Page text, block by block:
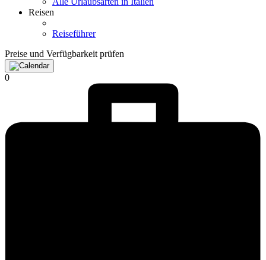
Reisen
Reiseführer
Preise und Verfügbarkeit prüfen
0